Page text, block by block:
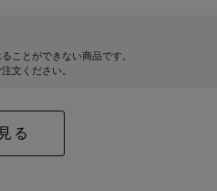
ことができない商品です。
文ください。